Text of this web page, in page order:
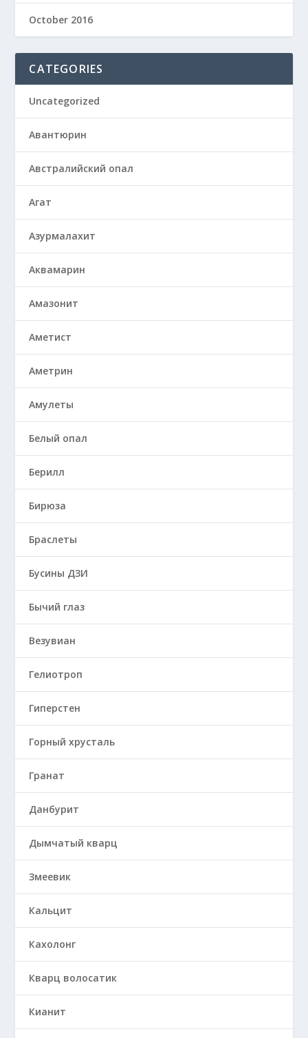
October 2016
CATEGORIES
Uncategorized
Авантюрин
Австралийский опал
Агат
Азурмалахит
Аквамарин
Амазонит
Аметист
Аметрин
Амулеты
Белый опал
Берилл
Бирюза
Браслеты
Бусины ДЗИ
Бычий глаз
Везувиан
Гелиотроп
Гиперстен
Горный хрусталь
Гранат
Данбурит
Дымчатый кварц
Змеевик
Кальцит
Кахолонг
Кварц волосатик
Кианит